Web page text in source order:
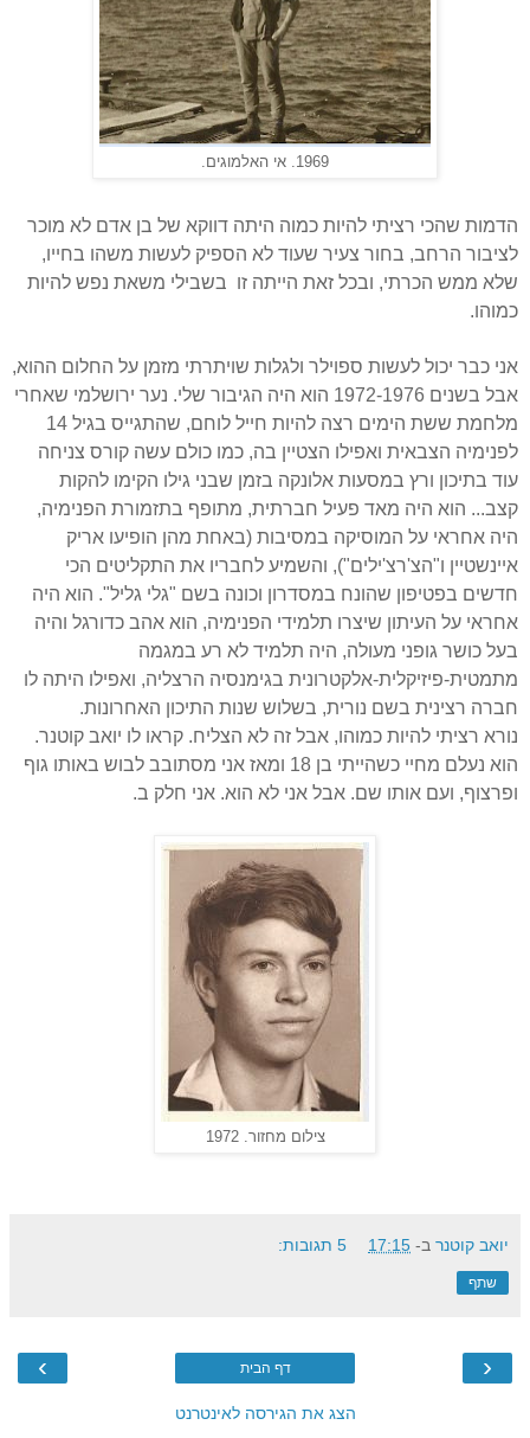
1969. אי האלמוגים.
הדמות שהכי רציתי להיות כמוה היתה דווקא של בן אדם לא מוכר
לציבור הרחב, בחור צעיר שעוד לא הספיק לעשות משהו בחייו,
שלא ממש הכרתי, ובכל זאת הייתה זו בשבילי משאת נפש להיות
כמוהו.
אני כבר יכול לעשות ספוילר ולגלות שויתרתי מזמן על החלום ההוא,
אבל בשנים 1972-1976 הוא היה הגיבור שלי. נער ירושלמי שאחרי
מלחמת ששת הימים רצה להיות חייל לוחם, שהתגייס בגיל 14
לפנימיה הצבאית ואפילו הצטיין בה, כמו כולם עשה קורס צניחה
עוד בתיכון ורץ במסעות אלונקה בזמן שבני גילו הקימו להקות
קצב... הוא היה מאד פעיל חברתית, מתופף בתזמורת הפנימיה,
היה אחראי על המוסיקה במסיבות (באחת מהן הופיעו אריק
איינשטיין ו"הצ'רצ'ילים"), והשמיע לחבריו את התקליטים הכי
חדשים בפטיפון שהונח במסדרון וכונה בשם "גלי גליל". הוא היה
אחראי על העיתון שיצרו תלמידי הפנימיה, הוא אהב כדורגל והיה
בעל כושר גופני מעולה, היה תלמיד לא רע במגמה
מתמטית-פיזיקלית-אלקטרונית בגימנסיה הרצליה, ואפילו היתה לו
חברה רצינית בשם נורית, בשלוש שנות התיכון האחרונות.
נורא רציתי להיות כמוהו, אבל זה לא הצליח. קראו לו יואב קוטנר.
הוא נעלם מחיי כשהייתי בן 18 ומאז אני מסתובב לבוש באותו גוף
ופרצוף, ועם אותו שם. אבל אני לא הוא. אני חלק ב.
צילום מחזור. 1972
יואב קוטנר ב- 17:15 5 תגובות:
שתף
‹
› דף הבית
הצג את הגירסה לאינטרנט